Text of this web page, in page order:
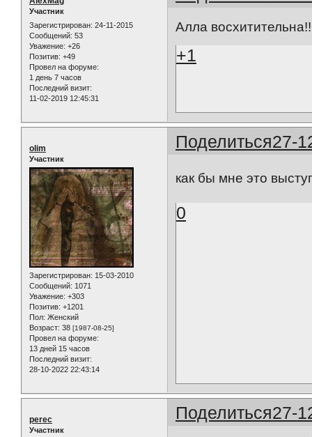
Участник
Зарегистрирован: 24-11-2015
Сообщений: 53
Уважение: +26
Позитив: +49
Провел на форуме:
1 день 7 часов
Последний визит:
11-02-2019 12:45:31
Алла
+1
Поделиться27-
olim
Участник
Зарегистрирован: 15-03-2010
Сообщений: 1071
Уважение: +303
Позитив: +1201
Пол: Женский
Возраст: 38 [1987-08-25]
Провел на форуме:
13 дней 15 часов
Последний визит:
28-10-2022 22:43:14
как бы мне это
0
Поделиться27-
perec
Участник